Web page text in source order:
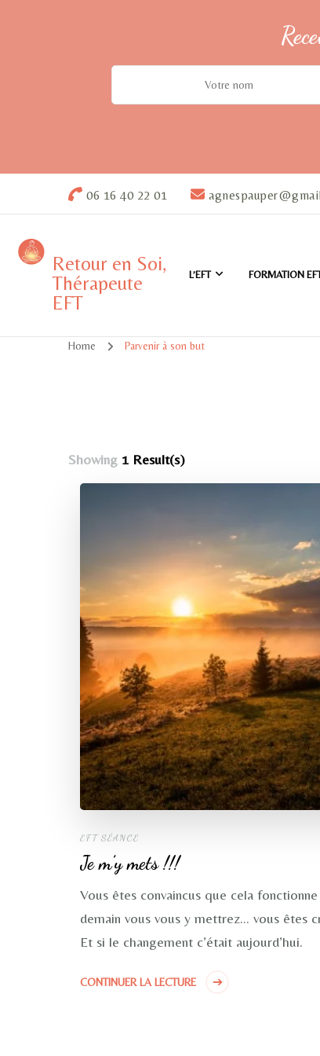
06 16 40 22 01
Retour en Soi,
Thérapeute
EFT
L’EFT FORMATION
Home Parvenir à son but
Showing 1 Result(s)
EFT SÉANCE
Je m’y mets !!!
Vous êtes convaincus que cela
demain vous vous y mettrez… vous êtes
Et si le changement c’était aujourd’hui.
CONTINUER LA LECTURE